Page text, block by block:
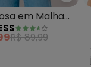
em Malha
R$ 89,99